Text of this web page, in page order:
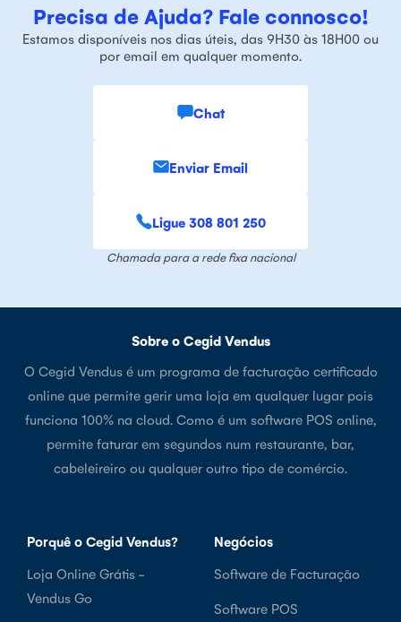
Precisa de Ajuda? Fale connosco!
Estamos disponíveis nos dias úteis, das 9H30 às 18H00 ou
por email em qualquer momento.
Chat
Enviar Email
Ligue 308 801 250
Chamada para a rede fixa nacional
Sobre o Cegid Vendus
O Cegid Vendus é um programa de facturação certificado
online que permite gerir uma loja em qualquer lugar pois
funciona 100% na cloud. Como é um software POS online,
permite faturar em segundos num restaurante, bar,
cabeleireiro ou qualquer outro tipo de comércio.
Porquê o Cegid Vendus?
Loja Online Grátis -
Vendus Go
Negócios
Software de Facturação
Software POS